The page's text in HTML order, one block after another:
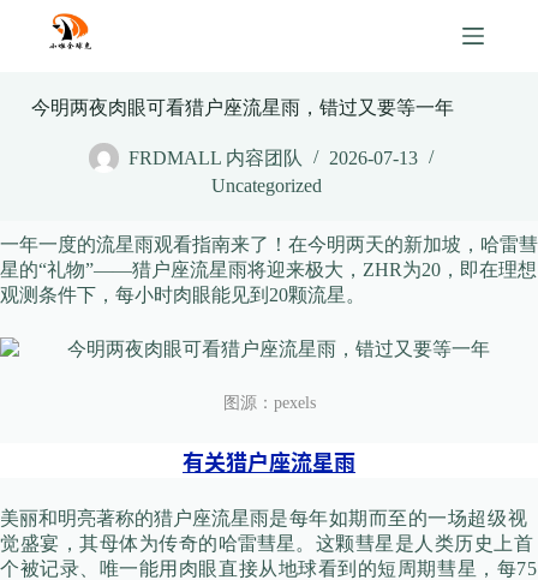
content
今明两夜肉眼可看猎户座流星雨，错过又要等一年
FRDMALL 内容团队
2026-07-13
Uncategorized
一年一度的流星雨观看指南来了！在今明两天的新加坡，哈雷彗
星的“礼物”——猎户座流星雨将迎来极大，ZHR为20，即在理想
观测条件下，每小时肉眼能见到 20颗流星 。
图源：pexels
有关猎户座流星雨
美丽和明亮著称的猎户座流星雨是每年如期而至的一场超级视
觉盛宴，其母体为传奇的哈雷彗星 。 这颗彗星是人类历史上首
个被记录、唯一能用肉眼直接从地球看到的短周期彗星，每75